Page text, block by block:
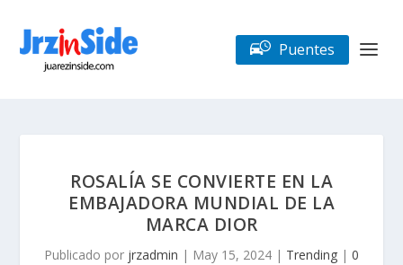
Puentes
ROSALÍA SE CONVIERTE EN LA
EMBAJADORA MUNDIAL DE LA
MARCA DIOR
Publicado por jrzadmin | May 15, 2024 | Trending | 0